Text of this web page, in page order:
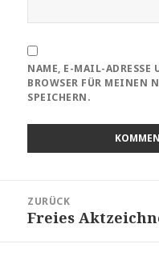
NAME, E-MAIL-ADRESSE
BROWSER FÜR MEINEN
SPEICHERN.
ZURÜCK
Vorheriger
Freies